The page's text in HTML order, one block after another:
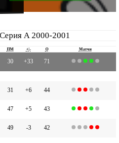
Серия А 2000-2001
ПМ +|- О Матчи
30 +33 71
31 +6 44
47 +5 43
49 -3 42